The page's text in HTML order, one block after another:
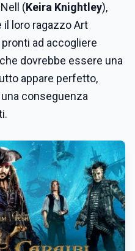
(Keira Knightley),
il loro ragazzo Art
ad accogliere
dovrebbe essere una
appare perfetto,
conseguenza